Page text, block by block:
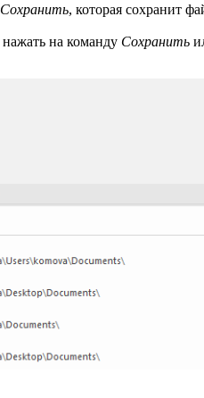
Сохранить, которая сохранит
нажать на команду Сохранить